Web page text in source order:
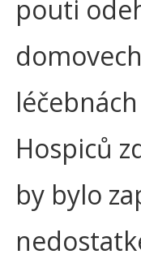
pouti
Hospiců
by bylo